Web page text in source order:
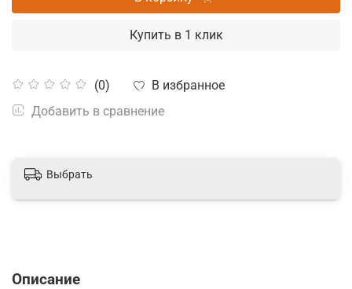
(0)
В избранное
Добавить в сравнение
Купить в 1 клик
Выбрать
Описание